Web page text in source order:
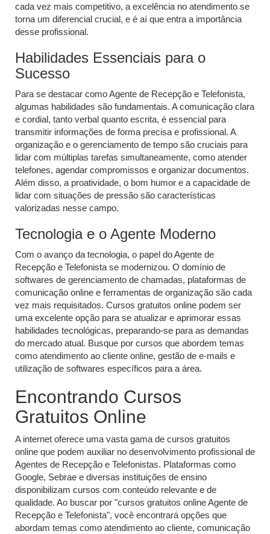
cada vez mais competitivo, a excelência no atendimento se
torna um diferencial crucial, e é aí que entra a importância
desse profissional.
Habilidades Essenciais para o
Sucesso
Para se destacar como Agente de Recepção e Telefonista,
algumas habilidades são fundamentais. A comunicação clara
e cordial, tanto verbal quanto escrita, é essencial para
transmitir informações de forma precisa e profissional. A
organização e o gerenciamento de tempo são cruciais para
lidar com múltiplas tarefas simultaneamente, como atender
telefones, agendar compromissos e organizar documentos.
Além disso, a proatividade, o bom humor e a capacidade de
lidar com situações de pressão são características
valorizadas nesse campo.
Tecnologia e o Agente Moderno
Com o avanço da tecnologia, o papel do Agente de
Recepção e Telefonista se modernizou. O domínio de
softwares de gerenciamento de chamadas, plataformas de
comunicação online e ferramentas de organização são cada
vez mais requisitados. Cursos gratuitos online podem ser
uma excelente opção para se atualizar e aprimorar essas
habilidades tecnológicas, preparando-se para as demandas
do mercado atual. Busque por cursos que abordem temas
como atendimento ao cliente online, gestão de e-mails e
utilização de softwares específicos para a área.
Encontrando Cursos
Gratuitos Online
A internet oferece uma vasta gama de cursos gratuitos
online que podem auxiliar no desenvolvimento profissional de
Agentes de Recepção e Telefonistas. Plataformas como
Google, Sebrae e diversas instituições de ensino
disponibilizam cursos com conteúdo relevante e de
qualidade. Ao buscar por "cursos gratuitos online Agente de
Recepção e Telefonista", você encontrará opções que
abordam temas como atendimento ao cliente, comunicação